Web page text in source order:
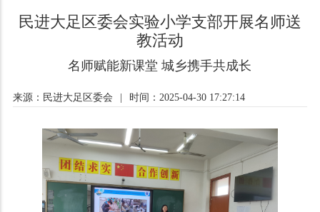
民进大足区委会实验小学支部开展名师送
教活动
名师赋能新课堂 城乡携手共成长
来源：民进大足区委会 时间：2025-04-30 17:27:14